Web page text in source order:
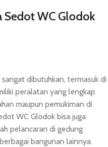
Sedot WC Glodok
dibutuhkan, termasuk di
peralatan yang lengkap
maupun pemukiman di
WC Glodok bisa juga
pelancaran di gedung
bangunan lainnya.